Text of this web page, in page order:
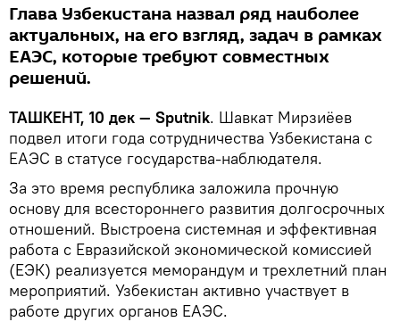
Глава Узбекистана назвал ряд наиболее
актуальных, на его взгляд, задач в рамках
ЕАЭС, которые требуют совместных
решений.
ТАШКЕНТ, 10 дек — Sputnik. Шавкат Мирзиёев
подвел итоги года сотрудничества Узбекистана с
ЕАЭС в статусе государства-наблюдателя.
За это время республика заложила прочную
основу для всестороннего развития долгосрочных
отношений. Выстроена системная и эффективная
работа с Евразийской экономической комиссией
(ЕЭК) реализуется меморандум и трехлетний план
мероприятий. Узбекистан активно участвует в
работе других органов ЕАЭС.